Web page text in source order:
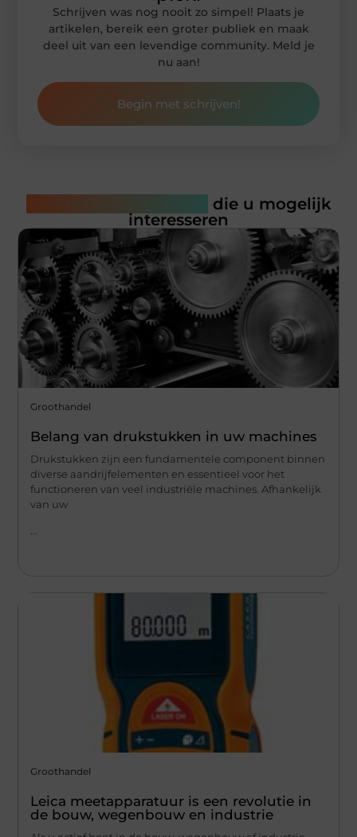
Schrijven was nog nooit zo simpel! Plaats je
artikelen, bereik een groter publiek en maak
deel uit van een levendige community. Meld je
nu aan!
Begin met schrijven!
die u mogelijk
interesseren
Groothandel
Belang van drukstukken in uw machines
Drukstukken zijn een fundamentele component binnen
diverse aandrijfelementen en essentieel voor het
functioneren van veel industriële machines. Afhankelijk
van uw
...
Groothandel
Leica meetapparatuur is een revolutie in
de bouw, wegenbouw en industrie